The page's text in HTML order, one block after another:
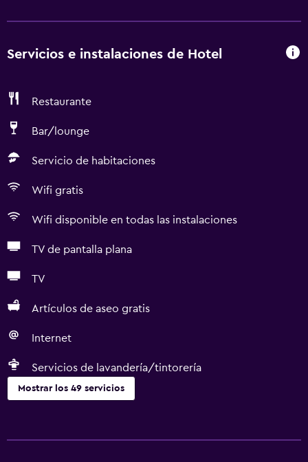
Servicios e instalaciones de Hotel
Restaurante
Bar/lounge
Servicio de habitaciones
Wifi gratis
Wifi disponible en todas las instalaciones
TV de pantalla plana
TV
Artículos de aseo gratis
Internet
Servicios de lavandería/tintorería
Mostrar los 49 servicios
Wifi gratis